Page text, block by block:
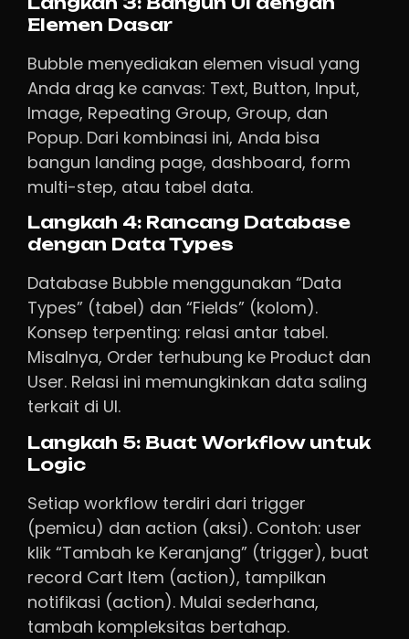
Elemen Dasar
Bubble menyediakan elemen visual yang
Anda drag ke canvas: Text, Button, Input,
Image, Repeating Group, Group, dan
Popup. Dari kombinasi ini, Anda bisa
bangun landing page, dashboard, form
multi-step, atau tabel data.
Langkah 4: Rancang Database
dengan Data Types
Database Bubble menggunakan “Data
Types” (tabel) dan “Fields” (kolom).
Konsep terpenting: relasi antar tabel.
Misalnya, Order terhubung ke Product dan
User. Relasi ini memungkinkan data saling
terkait di UI.
Langkah 5: Buat Workflow untuk
Logic
Setiap workflow terdiri dari trigger
(pemicu) dan action (aksi). Contoh: user
klik “Tambah ke Keranjang” (trigger), buat
record Cart Item (action), tampilkan
notifikasi (action). Mulai sederhana,
tambah kompleksitas bertahap.